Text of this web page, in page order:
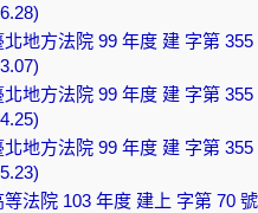
北地方法院 99 年度 建 字第 355
北地方法院 99 年度 建 字第 355
北地方法院 99 年度 建 字第 355
等法院 103 年度 建上 字第 70